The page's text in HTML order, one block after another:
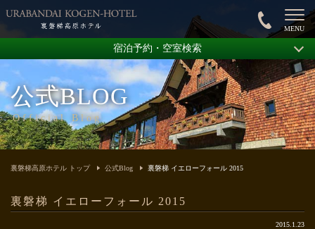
公式BLOG
Official Blog
宿泊予約・空室検索
裏磐梯高原ホテル トップ 公式Blog 裏磐梯 イエローフォール 2015
裏磐梯 イエローフォール 2015
2015.1.23